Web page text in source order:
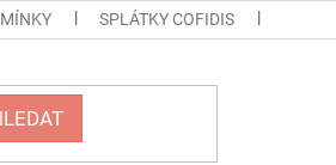
SPLÁTKY COFIDIS